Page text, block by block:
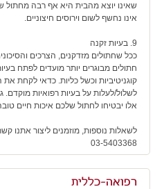
שאינו יוצא מהבית היא אף רבה מחתול
אינו נחשף לשום וירוסים חיצוניים.
9. בעיות זקנה
ככל שחתולים מזדקנים, הצרכים
חתולים מבוגרים יותר מועדים לפתח
קוגניטיביות וכשל כליות. כדאי לקחת
לשלול/לעלות על בעיות רפואיות מוקדם.
אלו יבטיחו לחתול שלכם איכות חיים
לשאלות נוספות, מוזמנים ליצור אתנו
03-5403368
רפואה-כללית